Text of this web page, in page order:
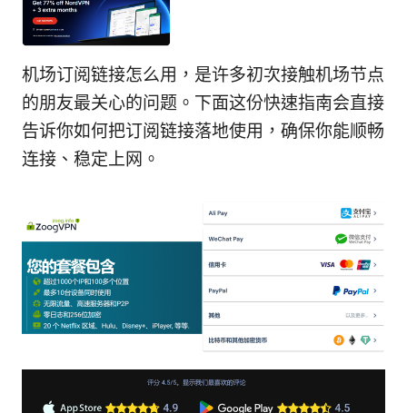
机场订阅链接怎么用，是许多初次接触机场节点
的朋友最关心的问题。下面这份快速指南会直接
告诉你如何把订阅链接落地使用，确保你能顺畅
连接、稳定上网。